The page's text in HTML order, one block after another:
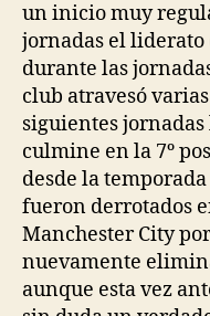
un inicio muy
jornadas el liderato
durante las
club atravesó
siguientes
culmine en la 7º
desde la
fueron derrotados
Manchester City
nuevamente
aunque esta vez